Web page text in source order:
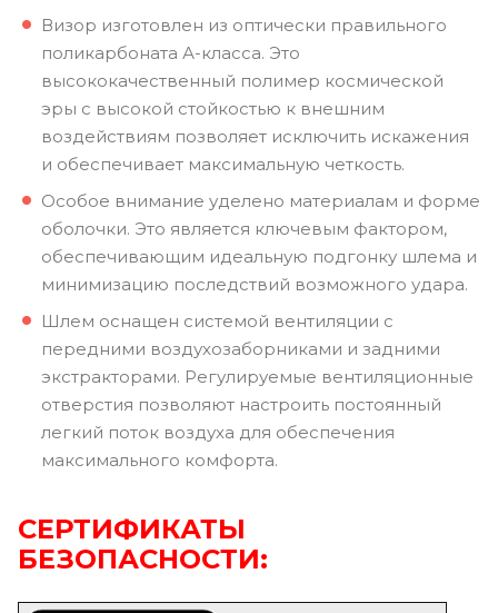
Визор изготовлен из оптически правильного
поликарбоната А-класса. Это
высококачественный полимер космической
эры с высокой стойкостью к внешним
воздействиям позволяет исключить искажения
и обеспечивает максимальную четкость.
Особое внимание уделено материалам и форме
оболочки. Это является ключевым фактором,
обеспечивающим идеальную подгонку шлема и
минимизацию последствий возможного удара.
Шлем оснащен системой вентиляции с
передними воздухозаборниками и задними
экстракторами. Регулируемые вентиляционные
отверстия позволяют настроить постоянный
легкий поток воздуха для обеспечения
максимального комфорта.
СЕРТИФИКАТЫ
БЕЗОПАСНОСТИ: